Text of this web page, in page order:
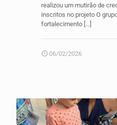
realizou um mutirão de
inscritos no projeto O
fortalecimento […]
06/02/2026